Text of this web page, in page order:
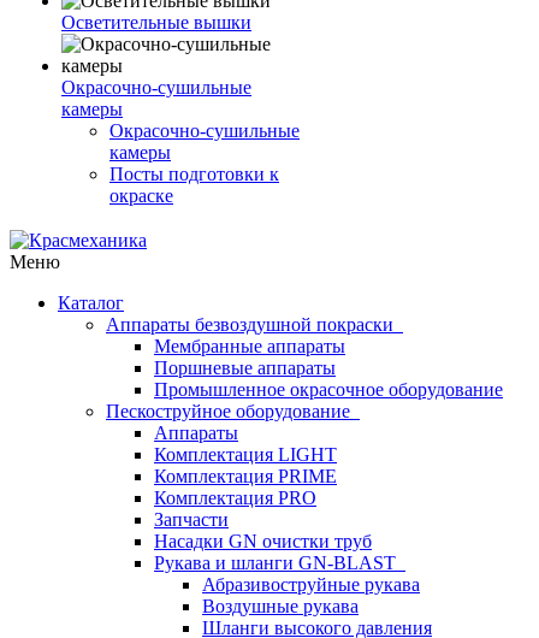
Осветительные вышки
Окрасочно-сушильные
камеры
Окрасочно-сушильные
камеры
Посты подготовки к
окраске
Меню
Каталог
Аппараты безвоздушной покраски
Мембранные аппараты
Поршневые аппараты
Промышленное окрасочное оборудование
Пескоструйное оборудование
Аппараты
Комплектация LIGHT
Комплектация PRIME
Комплектация PRO
Запчасти
Насадки GN очистки труб
Рукава и шланги GN-BLAST
Абразивоструйные рукава
Воздушные рукава
Шланги высокого давления